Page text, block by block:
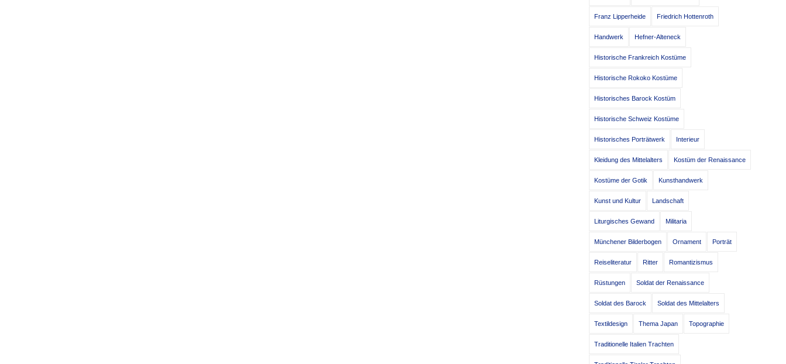
Franz Lipperheide Friedrich Hottenroth
Handwerk Hefner-Alteneck
Historische Frankreich Kostüme
Historische Rokoko Kostüme
Historisches Barock Kostüm
Historische Schweiz Kostüme
Historisches Porträtwerk Interieur
Kleidung des Mittelalters Kostüm der Renaissance
Kostüme der Gotik Kunsthandwerk
Kunst und Kultur Landschaft
Liturgisches Gewand Militaria
Münchener Bilderbogen Ornament Porträt
Reiseliteratur Ritter Romantizismus
Rüstungen Soldat der Renaissance
Soldat des Barock Soldat des Mittelalters
Textildesign Thema Japan Topographie
Traditionelle Italien Trachten